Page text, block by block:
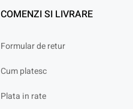
COMENZI SI LIVRARE
Formular de retur
Cum platesc
Plata in rate